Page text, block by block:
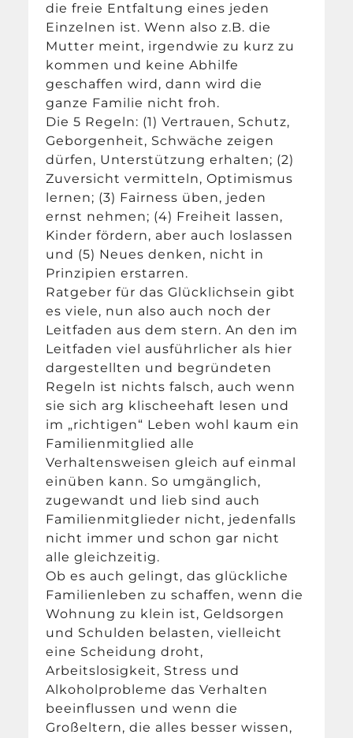
die freie Entfaltung eines jeden
Einzelnen ist. Wenn also z.B. die
Mutter meint, irgendwie zu kurz zu
kommen und keine Abhilfe
geschaffen wird, dann wird die
ganze Familie nicht froh.
Die 5 Regeln: (1) Vertrauen, Schutz,
Geborgenheit, Schwäche zeigen
dürfen, Unterstützung erhalten; (2)
Zuversicht vermitteln, Optimismus
lernen; (3) Fairness üben, jeden
ernst nehmen; (4) Freiheit lassen,
Kinder fördern, aber auch loslassen
und (5) Neues denken, nicht in
Prinzipien erstarren.
Ratgeber für das Glücklichsein gibt
es viele, nun also auch noch der
Leitfaden aus dem stern. An den im
Leitfaden viel ausführlicher als hier
dargestellten und begründeten
Regeln ist nichts falsch, auch wenn
sie sich arg klischeehaft lesen und
im „richtigen“ Leben wohl kaum ein
Familienmitglied alle
Verhaltensweisen gleich auf einmal
einüben kann. So umgänglich,
zugewandt und lieb sind auch
Familienmitglieder nicht, jedenfalls
nicht immer und schon gar nicht
alle gleichzeitig.
Ob es auch gelingt, das glückliche
Familienleben zu schaffen, wenn die
Wohnung zu klein ist, Geldsorgen
und Schulden belasten, vielleicht
eine Scheidung droht,
Arbeitslosigkeit, Stress und
Alkoholprobleme das Verhalten
beeinflussen und wenn die
Großeltern, die alles besser wissen,